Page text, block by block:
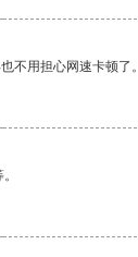
不用担心网速卡顿了。